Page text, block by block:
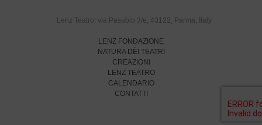
Lenz Teatro: via Pasubio 3/e, 43122, Parma, Italy
LENZ FONDAZIONE
NATURA DÈI TEATRI
CREAZIONI
LENZ TEATRO
CALENDARIO
CONTATTI